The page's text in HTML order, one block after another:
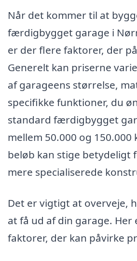
Når det kommer til at
færdigbygget garage i
er der flere faktorer, der
Generelt kan priserne
af garageens størrelse,
specifikke funktioner, du
standard færdigbygget
mellem 50.000 og 150.000
beløb kan stige betydeligt
mere specialiserede
Det er vigtigt at overveje,
at få ud af din garage. Her
faktorer, der kan påvirke